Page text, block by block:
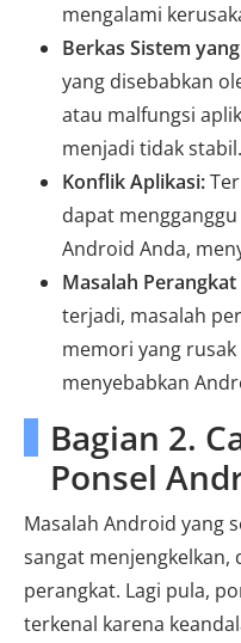
mengalami
Berkas Sistem
yang disebabkan
atau malfungsi
menjadi tidak stabil.
Konflik Aplikasi:
dapat
Android Anda,
Masalah Perangkat
terjadi, masalah
memori yang
menyebabkan
Bagian 2.
Ponsel
Masalah Android yang
sangat menjengkelkan,
perangkat. Lagi pula,
terkenal karena